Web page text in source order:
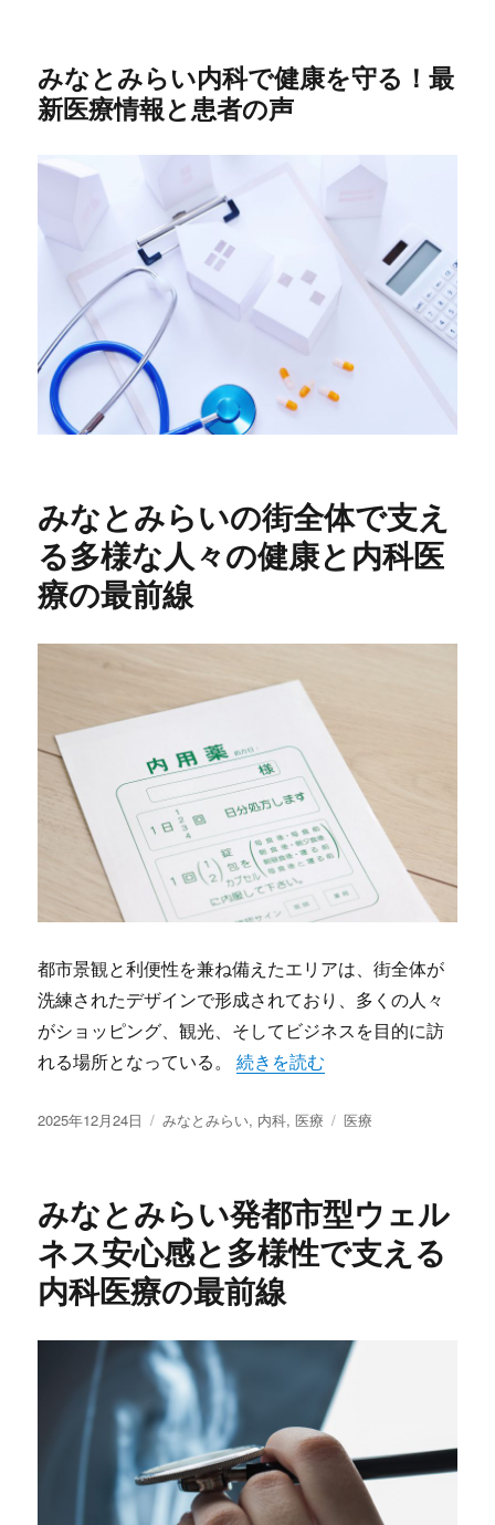
みなとみらい内科で健康を守る！最
新医療情報と患者の声
みなとみらいの街全体で支え
る多様な人々の健康と内科医
療の最前線
都市景観と利便性を兼ね備えたエリアは、街全体が
洗練されたデザインで形成されており、多くの人々
がショッピング、観光、そしてビジネスを目的に訪
れる場所となっている。“みなとみらいの街全体で支え
続きを読む
投
2025年12月24日
カ
ー
みなとみらい, 内科,医療
タ
医療
みなとみらい発都市型ウェル
ネス安心感と多様性で支える
内科医療の最前線